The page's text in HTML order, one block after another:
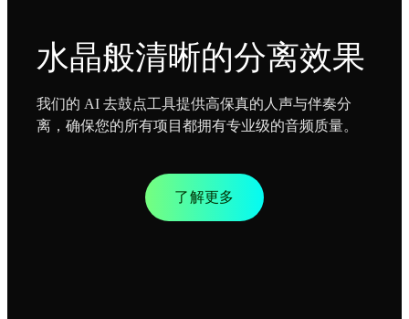
水晶般清晰的分离效果
我们的 AI 去鼓点工具提供高保真的人声与伴奏分
离，确保您的所有项目都拥有专业级的音频质量。
了解更多